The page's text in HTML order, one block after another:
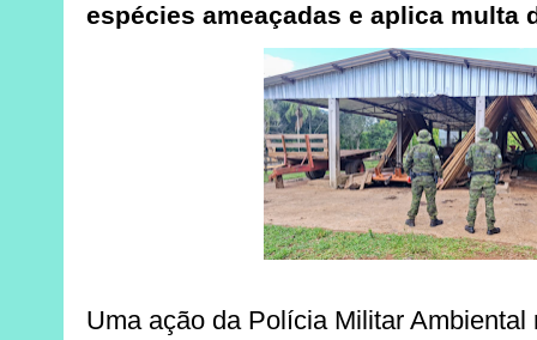
espécies ameaçadas e aplica multa
Uma ação da Polícia Militar